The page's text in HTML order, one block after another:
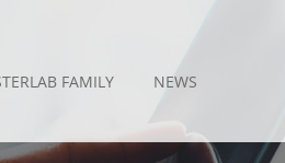
FAMILY NEWS